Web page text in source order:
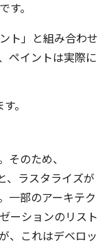
す。
ト」と組み合わせ
ペイントは実際に
。
そのため、
、ラスタライズが
一部のアーキテク
ーションのリスト
、これはデベロッ